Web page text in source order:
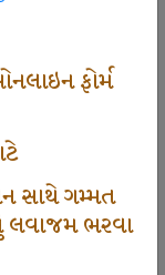
ફોર્મ
સાથે ગમ્મત
લવાજમ ભરવા